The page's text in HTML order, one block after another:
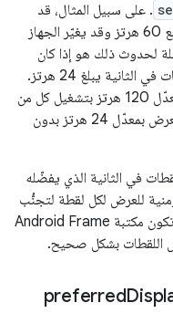
. على سبيل المثال، قد
مع 60 هرتز وقد يغيّر الجهاز
المحتملة لحدوث ذلك هو إذا كان
لتطبيق آخر مساحة عرض بإعداد عدد اللقطات في الثانية يبلغ 24 هرتز.
في هذه الحالة، سيسمح تشغيل الشاشة بمعدّل 120 هرتز بتشغيل كل من
مساحة العرض بمعدّل 60 هرتز ومساحة العرض بمعدّل 24 هرتز بدون
في الثانية الذي يفضّله
للعرض لكل لقطة لتجنُّب
الاهتزاز غير الضروري. بالنسبة إلى الألعاب، تكون مكتبة Android Frame